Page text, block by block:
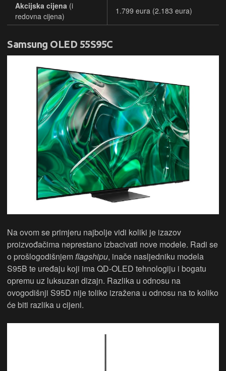
Akcijska cijena (i
redovna cijena)
1.799 eura (2.183 eura)
Samsung OLED 55S95C
Na ovom se primjeru najbolje vidi koliki je izazov
proizvođačima neprestano izbacivati nove modele. Radi se
o prošlogodišnjemflagshipu, inače nasljedniku modela
S95B te uređaju koji ima QD-OLED tehnologiju i bogatu
opremu uz luksuzan dizajn. Razlika u odnosu na
ovogodišnji S95D nije toliko izražena u odnosu na to koliko
će biti razlika u cijeni.